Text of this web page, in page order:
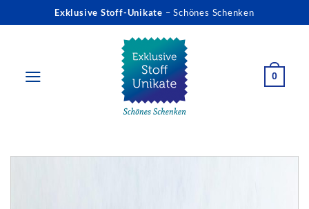
Inhalt
Exklusive Stoff-Unikate – Schönes Schenken
0